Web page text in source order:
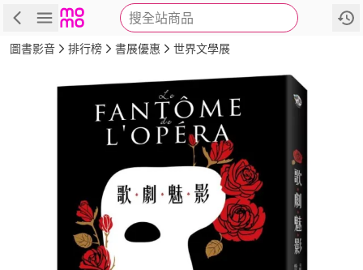
搜全站商品
商品 評價 簡介 推薦
圖書影音 排行榜 書展優惠 世界文學展